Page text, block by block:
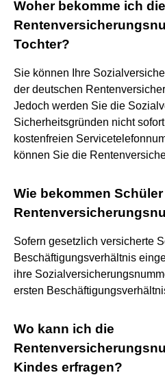
Woher bekomme ich die
Tochter?
Sie können Ihre
der deutschen
Jedoch werden Sie die
Sicherheitsgründen nicht
kostenfreien
können Sie die
Wie bekommen
Sofern gesetzlich versicherte
Beschäftigungsverhältnis
ihre
ersten
Wo kann ich die
Kindes erfragen?